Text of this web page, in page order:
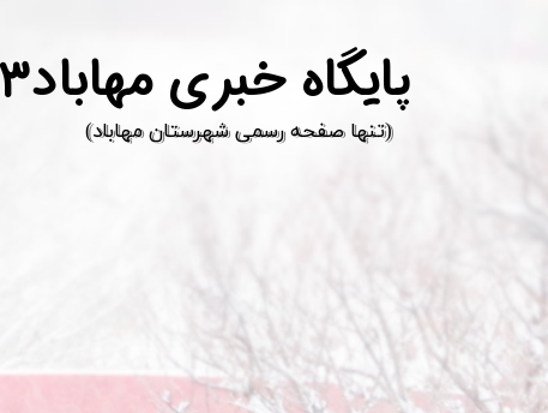
پ
​(تنها صفحه رسمی شهرستان مهاباد)